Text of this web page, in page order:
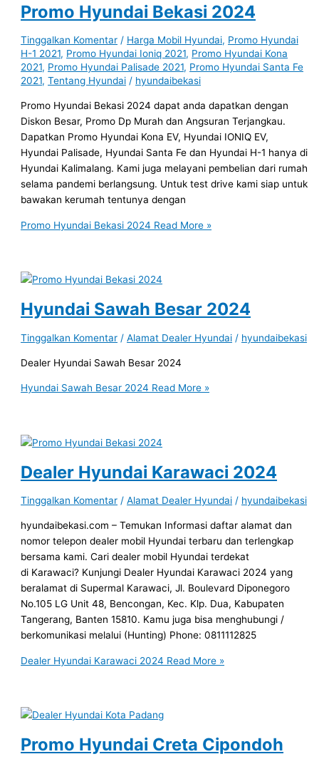
Promo Hyundai Bekasi 2024
Tinggalkan Komentar / Harga Mobil Hyundai, Promo Hyundai
H-1 2021, Promo Hyundai Ioniq 2021, Promo Hyundai Kona
2021, Promo Hyundai Palisade 2021, Promo Hyundai Santa Fe
2021,Tentang Hyundai / hyundaibekasi
Promo Hyundai Bekasi 2024 dapat anda dapatkan dengan
Diskon Besar, Promo Dp Murah dan Angsuran Terjangkau.
Dapatkan Promo Hyundai Kona EV, Hyundai IONIQ EV,
Hyundai Palisade, Hyundai Santa Fe dan Hyundai H-1 hanya di
Hyundai Kalimalang. Kami juga melayani pembelian dari rumah
selama pandemi berlangsung. Untuk test drive kami siap untuk
bawakan kerumah tentunya dengan
Promo Hyundai Bekasi 2024 Read More »
Hyundai Sawah Besar 2024
Tinggalkan Komentar /Alamat Dealer Hyundai / hyundaibekasi
Dealer Hyundai Sawah Besar 2024
Hyundai Sawah Besar 2024 Read More »
Dealer Hyundai Karawaci 2024
Tinggalkan Komentar /Alamat Dealer Hyundai / hyundaibekasi
hyundaibekasi.com – Temukan Informasi daftar alamat dan
nomor telepon dealer mobil Hyundai terbaru dan terlengkap
bersama kami. Cari dealer mobil Hyundai terdekat
di Karawaci? Kunjungi Dealer Hyundai Karawaci 2024 yang
beralamat di Supermal Karawaci, Jl. Boulevard Diponegoro
No.105 LG Unit 48, Bencongan, Kec. Klp. Dua, Kabupaten
Tangerang, Banten 15810. Kamu juga bisa menghubungi /
berkomunikasi melalui (Hunting) Phone: 0811112825
Dealer Hyundai Karawaci 2024 Read More »
Promo Hyundai Creta Cipondoh